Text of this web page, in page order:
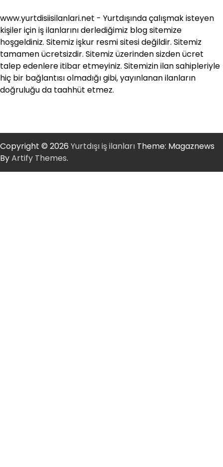
www.yurtdisiisilanlari.net - Yurtdışında çalışmak isteyen
kişiler için iş ilanlarını derlediğimiz blog sitemize
hoşgeldiniz. Sitemiz işkur resmi sitesi değildir. Sitemiz
tamamen ücretsizdir. Sitemiz üzerinden sizden ücret
talep edenlere itibar etmeyiniz. Sitemizin ilan sahipleriyle
hiç bir bağlantısı olmadığı gibi, yayınlanan ilanların
doğruluğu da taahhüt etmez.
Copyright © 2026 Yurtdışı iş ilanları Theme: Magaznews
ByArtify Themes.